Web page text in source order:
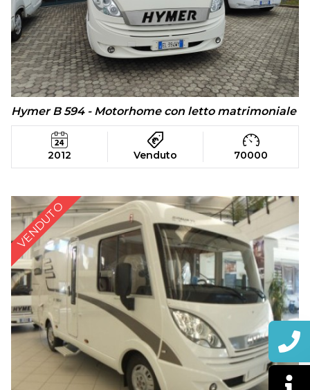
Hymer B 594 - Motorhome con letto matrimoniale
2012 Venduto 70000
VENDUTO